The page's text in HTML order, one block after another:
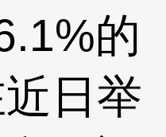
的
日举